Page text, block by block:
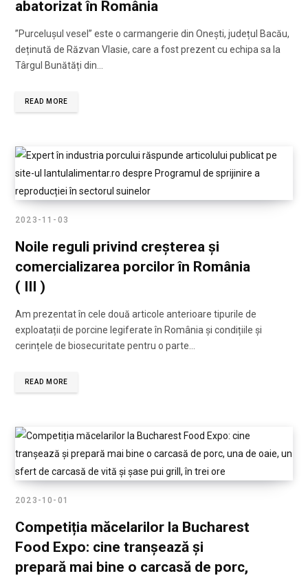
abatorizat în România
”Purcelușul vesel” este o carmangerie din Onești, județul Bacău,
deținută de Răzvan Vlasie, care a fost prezent cu echipa sa la
Târgul Bunătăți din…
READ MORE
2023-11-03
Noile reguli privind creșterea și
comercializarea porcilor în România
( III )
Am prezentat în cele două articole anterioare tipurile de
exploatații de porcine legiferate în România și condițiile și
cerințele de biosecuritate pentru o parte…
READ MORE
2023-10-01
Competiția măcelarilor la Bucharest
Food Expo: cine tranșează și
prepară mai bine o carcasă de porc,